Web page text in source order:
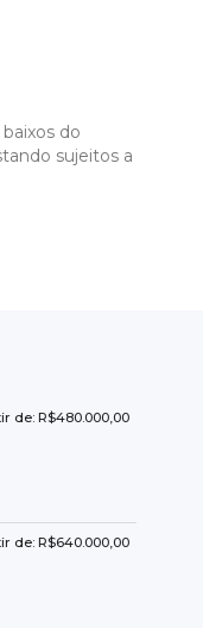
do
sujeitos a
de: R$480.000,00
de: R$640.000,00